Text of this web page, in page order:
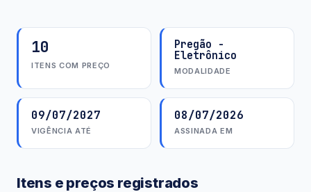
10
ITENS COM PREÇO
Pregão -
Eletrônico
MODALIDADE
09/07/2027
VIGÊNCIA ATÉ
08/07/2026
ASSINADA EM
Itens e preços registrados